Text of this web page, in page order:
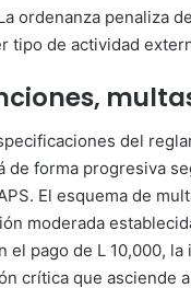
ordenanza penaliza
tipo de actividad
del
de forma progresiva
El esquema de
moderada
el pago de L 10,000,
crítica que asciende